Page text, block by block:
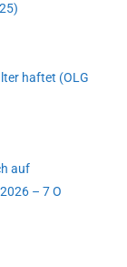
haftet (OLG
auf
– 7 O